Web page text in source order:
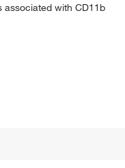
associated with CD11b